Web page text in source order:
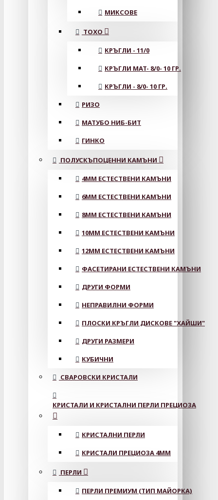
МИКСОВЕ
ТОХО
КРЪГЛИ - 11/0
КРЪГЛИ MAT- 8/0- 10 ГР.
КРЪГЛИ - 8/0- 10 ГР.
РИЗО
МАТУБО НИБ-БИТ
ГИНКО
ПОЛУСКЪПОЦЕННИ КАМЪНИ
4MM ЕСТЕСТВЕНИ КАМЪНИ
6MM ЕСТЕСТВЕНИ КАМЪНИ
8MM ЕСТЕСТВЕНИ КАМЪНИ
10MM ЕСТЕСТВЕНИ КАМЪНИ
12MM ЕСТЕСТВЕНИ КАМЪНИ
ФАСЕТИРАНИ ЕСТЕСТВЕНИ КАМЪНИ
ДРУГИ ФОРМИ
НЕПРАВИЛНИ ФОРМИ
ПЛОСКИ КРЪГЛИ ДИСКОВЕ "ХАЙШИ"
ДРУГИ РАЗМЕРИ
КУБИЧНИ
СВАРОВСКИ КРИСТАЛИ
КРИСТАЛИ И КРИСТАЛНИ ПЕРЛИ ПРЕЦИОЗА
КРИСТАЛНИ ПЕРЛИ
КРИСТАЛИ ПРЕЦИОЗА 4ММ
ПЕРЛИ
ПЕРЛИ ПРЕМИУМ (ТИП МАЙОРКА)